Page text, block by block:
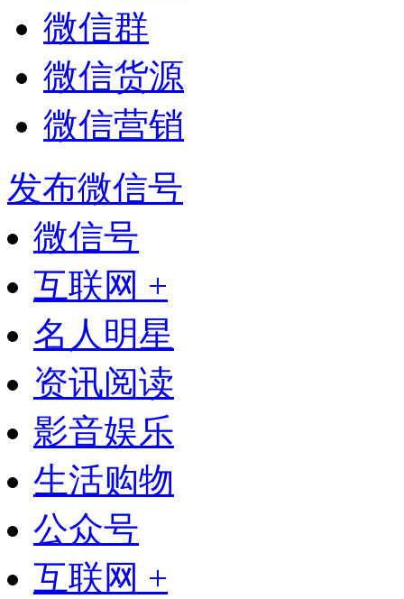
微信群
微信货源
微信营销
发布微信号
微信号
互联网 +
名人明星
资讯阅读
影音娱乐
生活购物
公众号
互联网 +